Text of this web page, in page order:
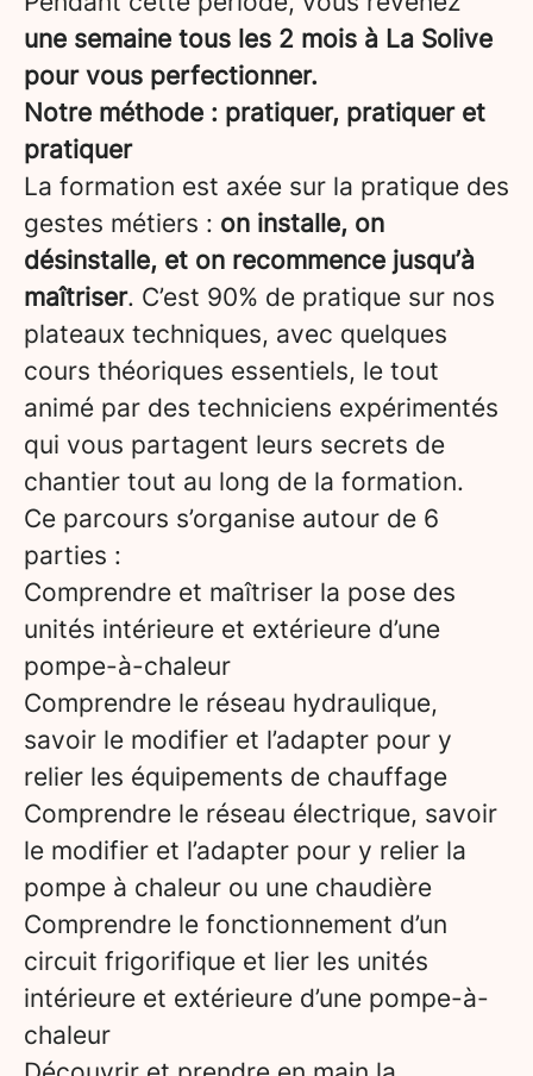
une semaine tous les 2 mois à La Solive
pour vous perfectionner.
Notre méthode : pratiquer, pratiquer et
pratiquer
La formation est axée sur la pratique des
gestes métiers : on installe, on
désinstalle, et on recommence jusqu’à
maîtriser. C’est 90% de pratique sur nos
plateaux techniques, avec quelques
cours théoriques essentiels, le tout
animé par des techniciens expérimentés
qui vous partagent leurs secrets de
chantier tout au long de la formation.
Ce parcours s’organise autour de 6
parties :
Comprendre et maîtriser la pose des
unités intérieure et extérieure d’une
pompe-à-chaleur
Comprendre le réseau hydraulique,
savoir le modifier et l’adapter pour y
relier les équipements de chauffage
Comprendre le réseau électrique, savoir
le modifier et l’adapter pour y relier la
pompe à chaleur ou une chaudière
Comprendre le fonctionnement d’un
circuit frigorifique et lier les unités
intérieure et extérieure d’une pompe-à-
chaleur